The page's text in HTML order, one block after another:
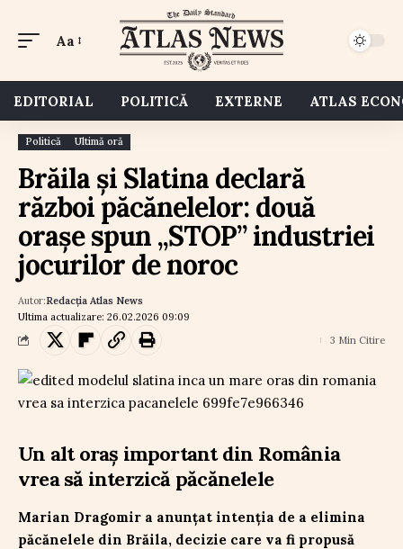
Aa
EDITORIAL POLITICĂ EXTERNE ATLAS
Politică Ultimă oră
Brăila și Slatina declară
război păcănelelor: două
orașe spun „STOP” industriei
jocurilor de noroc
Ultima actualizare: 26.02.2026 09:09
Autor:Redacția Atlas News
3 Min Citire
Un alt oraș important din România
vrea să interzică păcănelele
Marian Dragomir a anunțat intenția de a elimina
păcănelele din Brăila, decizie care va fi propusă